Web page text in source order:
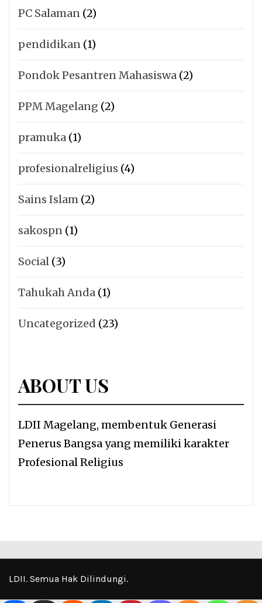
PC Salaman (2)
pendidikan (1)
Pondok Pesantren Mahasiswa (2)
PPM Magelang (2)
pramuka (1)
profesionalreligius (4)
Sains Islam (2)
sakospn (1)
Social (3)
Tahukah Anda (1)
Uncategorized (23)
ABOUT US
LDII Magelang, membentuk Generasi
Penerus Bangsa yang memiliki karakter
Profesional Religius
LDII. Semua Hak Dilindungi.